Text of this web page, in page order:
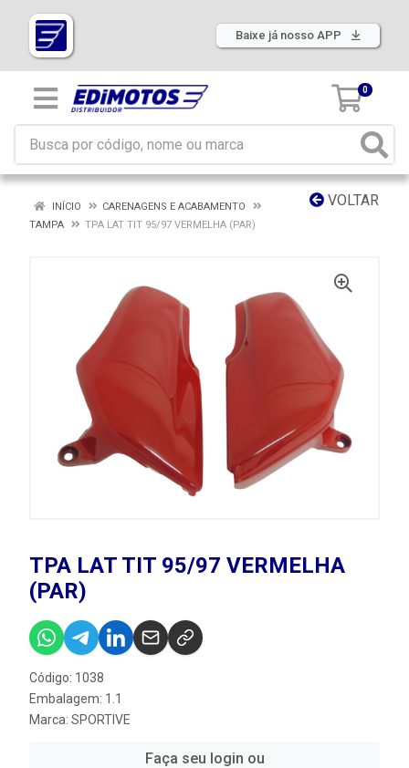
Baixe já nosso APP
0
VOLTAR
INÍCIO
CARENAGENS E ACABAMENTO
TAMPA
TPA LAT TIT 95/97 VERMELHA (PAR)
TPA LAT TIT 95/97 VERMELHA
(PAR)
Código: 1038
Embalagem: 1.1
Marca: SPORTIVE
Faça seu login ou